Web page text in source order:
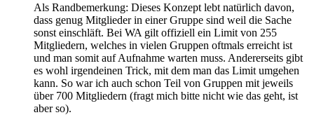
Als Randbemerkung: Dieses Konzept lebt natürlich davon,
dass genug Mitglieder in einer Gruppe sind weil die Sache
sonst einschläft. Bei WA gilt offiziell ein Limit von 255
Mitgliedern, welches in vielen Gruppen oftmals erreicht ist
und man somit auf Aufnahme warten muss. Andererseits gibt
es wohl irgendeinen Trick, mit dem man das Limit umgehen
kann. So war ich auch schon Teil von Gruppen mit jeweils
über 700 Mitgliedern (fragt mich bitte nicht wie das geht, ist
aber so).